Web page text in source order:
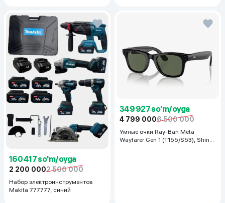
160 417 so'm/oyga
2 200 0002 500 000
Набор электроинструментов
Makita 777777, синий
349 927 so'm/oyga
4 799 0006 500 000
Умные очки Ray-Ban Meta
Wayfarer Gen 1 (T155/S53), Shiny